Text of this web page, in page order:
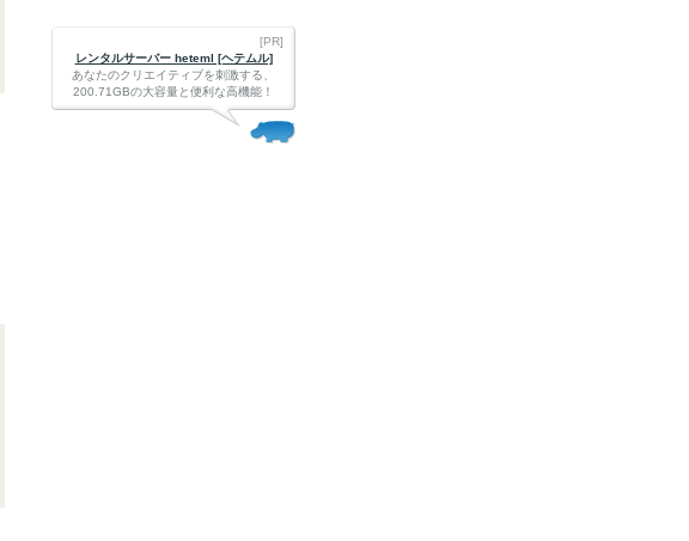
[PR]
レンタルサーバー heteml [ヘテムル]
あなたのクリエイティブを刺激する、
200.71GBの大容量と便利な高機能！